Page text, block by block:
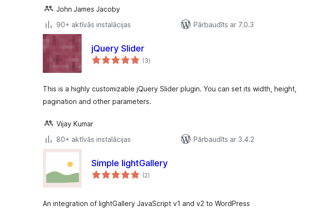
John James Jacoby
90+ aktīvās instalācijas
Pārbaudīts ar 7.0.3
jQuery Slider
(3vērtējumu
kopsumma
)
This is a highly customizable jQuery Slider plugin. You can set its width, height,
pagination and other parameters.
Vijay Kumar
80+ aktīvās instalācijas
Pārbaudīts ar 3.4.2
Simple lightGallery
(2vērtējumu
kopsumma
)
An integration of lightGallery JavaScript v1 and v2 to WordPress